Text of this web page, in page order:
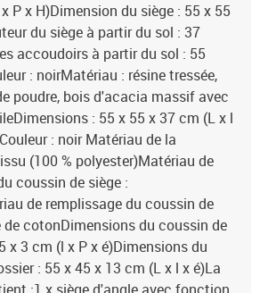
P x H)Dimension du siège : 55 x 55
du siège à partir du sol : 37
accoudoirs à partir du sol : 55
: noirMatériau : résine tressée,
poudre, bois d'acacia massif avec
: 55 x 55 x 37 cm (L x l
: noir Matériau de la
(100 % polyester)Matériau de
coussin de siège :
de remplissage du coussin de
de cotonDimensions du coussin de
x 3 cm (l x P x é)Dimensions du
: 55 x 45 x 13 cm (L x l x é)La